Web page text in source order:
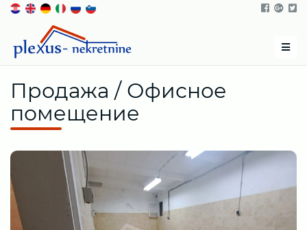
Menu
Продажа / Офисное
помещение